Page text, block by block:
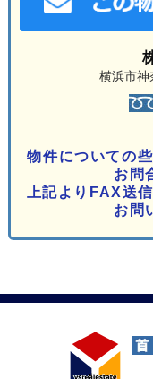
横浜市
物件についての
お問
上記よりFAX送
お問